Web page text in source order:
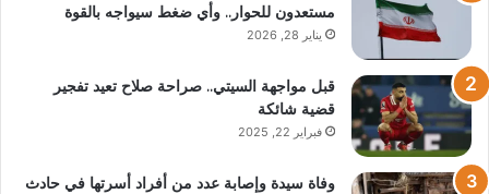
مستعدون للحوار.. وأي ضغط سيواجه بالقوة
يناير 28, 2026
قبل مواجهة السيتي.. صراحة صلاح تعيد تفجير
قضية شائكة
فبراير 22, 2025
وفاة سيدة وإصابة عدد من أفراد أسرتها في حادث